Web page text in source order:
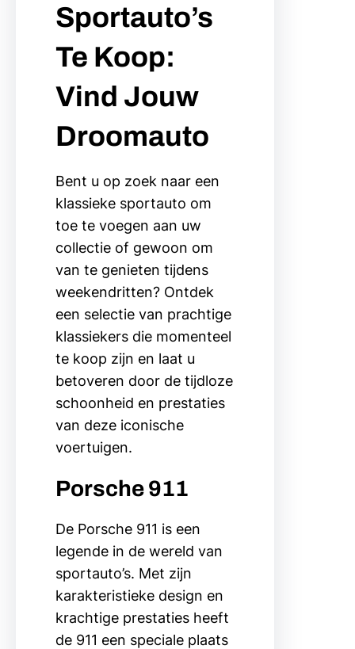
Sportauto’s
Te Koop:
Vind Jouw
Droomauto
Bent u op zoek naar een
klassieke sportauto om
toe te voegen aan uw
collectie of gewoon om
van te genieten tijdens
weekendritten? Ontdek
een selectie van prachtige
klassiekers die momenteel
te koop zijn en laat u
betoveren door de tijdloze
schoonheid en prestaties
van deze iconische
voertuigen.
Porsche 911
De Porsche 911 is een
legende in de wereld van
sportauto’s. Met zijn
karakteristieke design en
krachtige prestaties heeft
de 911 een speciale plaats